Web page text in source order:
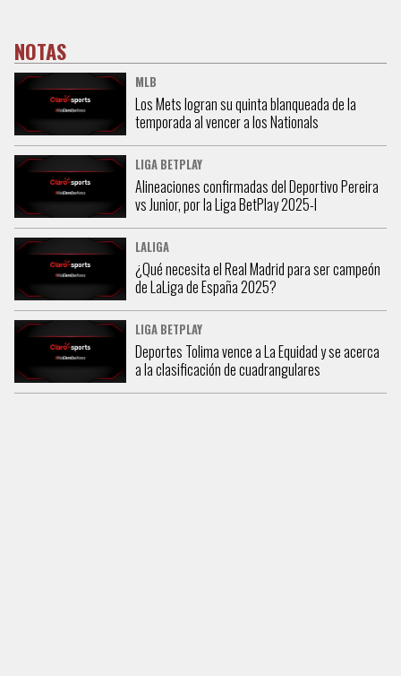
NOTAS
MLB
Los Mets logran su quinta blanqueada de la
temporada al vencer a los Nationals
LIGA BETPLAY
Alineaciones confirmadas del Deportivo Pereira
vs Junior, por la Liga BetPlay 2025-I
LALIGA
¿Qué necesita el Real Madrid para ser campeón
de LaLiga de España 2025?
LIGA BETPLAY
Deportes Tolima vence a La Equidad y se acerca
a la clasificación de cuadrangulares